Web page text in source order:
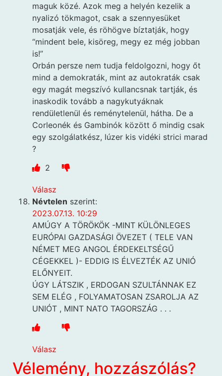
maguk közé. Azok meg a helyén kezelik a
nyalizó tökmagot, csak a szennyesüket
mosatják vele, és röhögve bíztatják, hogy
“mindent bele, kisöreg, megy ez még jobban
is!”
Orbán persze nem tudja feldolgozni, hogy őt
mind a demokraták, mint az autokraták csak
egy magát megszívó kullancsnak tartják, és
inaskodik tovább a nagykutyáknak
rendületlenül és reménytelenül, hátha. De a
Corleonék és Gambinók között ő mindig csak
egy szolgálatkész, lúzer kis vidéki strici marad
?
2
Válasz
Névtelen szerint:
2023.07.13. 10:29
AMÚGY A TÖRÖKÖK -MINT KÜLÖNLEGES
EURÓPAI GAZDASÁGI ÖVEZET ( TELE VAN
NÉMET MEG ANGOL ÉRDEKELTSÉGŰ
CÉGEKKEL )- EDDIG IS ÉLVEZTÉK AZ UNIÓ
ELŐNYEIT.
ÚGY LÁTSZIK , ERDOGAN SZULTÁNNAK EZ
SEM ELÉG , FOLYAMATOSAN ZSAROLJA AZ
UNIÓT , MINT NATO TAGORSZÁG . . .
Válasz
Vélemény, hozzászólás?